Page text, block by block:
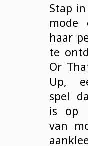
Stap
mode
haar
te
Or
Up,
spel
is op
van